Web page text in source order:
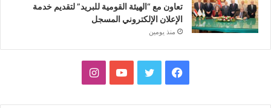
تعاون مع “الهيئة القومية للبريد” لتقديم خدمة
الإعلان الإلكتروني المسجل
منذ يومين
فيسبوك تويتر يوتيوبانستقرام